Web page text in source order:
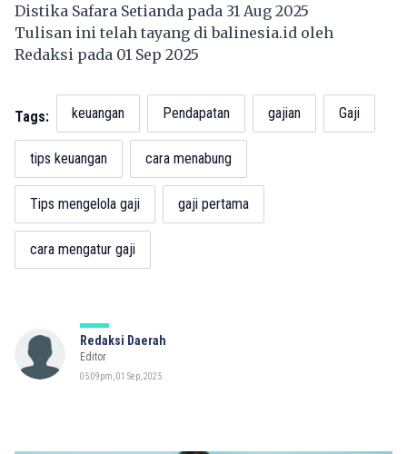
Distika Safara Setianda pada 31 Aug 2025
Tulisan ini telah tayang dibalinesia.id oleh
Redaksi pada 01 Sep 2025
Tags: keuangan Pendapatan gajian Gaji
tips keuangan cara menabung
Tips mengelola gaji gaji pertama
cara mengatur gaji
Redaksi Daerah
Editor
05:09pm, 01 Sep, 2025